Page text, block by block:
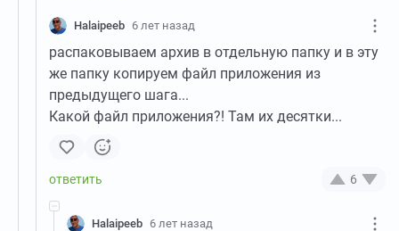
Halaipeeb 6 лет назад
распаковываем архив в отдельную папку и в эту
же папку копируем файл приложения из
предыдущего шага...
Какой файл приложения?! Там их десятки...
6
Halaipeeb 6 лет назад